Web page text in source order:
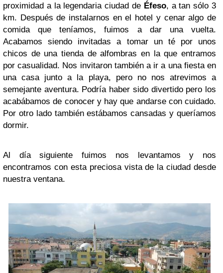
proximidad a la legendaria ciudad de Éfeso, a tan sólo 3
km. Después de instalarnos en el hotel y cenar algo de
comida que teníamos, fuimos a dar una vuelta.
Acabamos siendo invitadas a tomar un té por unos
chicos de una tienda de alfombras en la que entramos
por casualidad. Nos invitaron también a ir a una fiesta en
una casa junto a la playa, pero no nos atrevimos a
semejante aventura. Podría haber sido divertido pero los
acabábamos de conocer y hay que andarse con cuidado.
Por otro lado también estábamos cansadas y queríamos
dormir.
Al día siguiente fuimos nos levantamos y nos
encontramos con esta preciosa vista de la ciudad desde
nuestra ventana.